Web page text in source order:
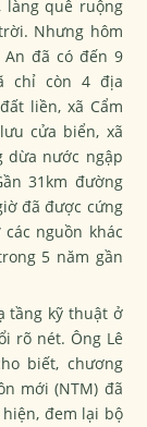
làng quê ruộng
Nhưng hôm
đã có đến 9
chỉ còn 4 địa
liền, xã Cẩm
cửa biển, xã
dừa nước ngập
31km đường
đã được cứng
nguồn khác
5 năm gần
tầng kỹ thuật ở
rõ nét. Ông Lê
biết, chương
mới (NTM) đã
đem lại bộ